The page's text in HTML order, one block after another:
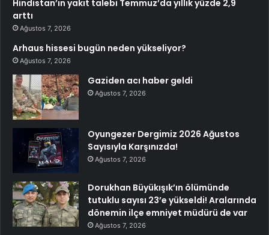
Hindistan’ın yakıt talebi Temmuz’da yıllık yüzde 2,9
arttı
Ağustos 7, 2026
Arhaus hissesi bugün neden yükseliyor?
Ağustos 7, 2026
Gaziden acı haber geldi
Ağustos 7, 2026
Oyungezer Dergimiz 2026 Ağustos
Sayısıyla Karşınızda!
Ağustos 7, 2026
Dorukhan Büyükışık’ın ölümünde
tutuklu sayısı 23’e yükseldi! Aralarında
dönemin ilçe emniyet müdürü de var
Ağustos 7, 2026